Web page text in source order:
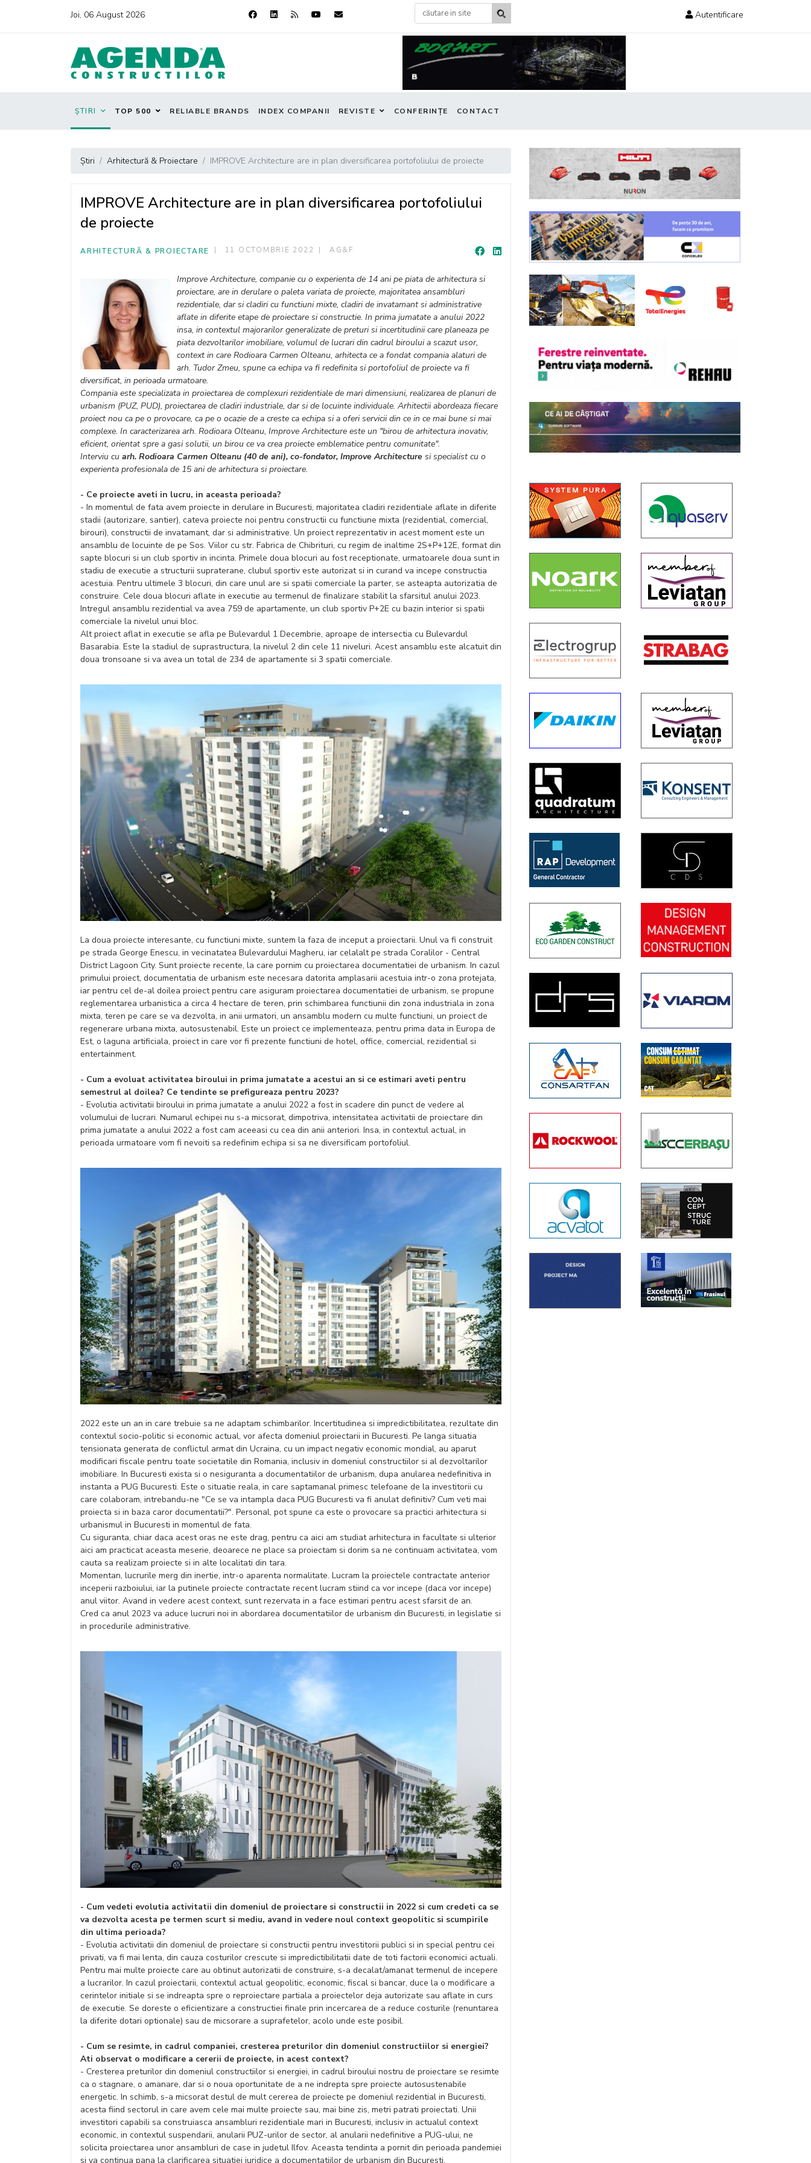
Joi, 06 August 2026 Autentificare
ȘTIRI TOP 500 RELIABLE BRANDS INDEX COMPANII REVISTE CONFERINȚE CONTACT
Știri Arhitectură & Proiectare IMPROVE Architecture are in plan diversificarea portofoliului de proiecte
IMPROVE Architecture are in plan diversificarea portofoliului
de proiecte
ARHITECTURĂ & PROIECTARE 11 OCTOMBRIE 2022 AG&F
Improve Architecture, companie cu o experienta de 14 ani pe piata de arhitectura si
proiectare, are in derulare o paleta variata de proiecte, majoritatea ansambluri
rezidentiale, dar si cladiri cu functiuni mixte, cladiri de invatamant si administrative
aflate in diferite etape de proiectare si constructie. In prima jumatate a anului 2022
insa, in contextul majorarilor generalizate de preturi si incertitudinii care planeaza pe
piata dezvoltarilor imobiliare, volumul de lucrari din cadrul biroului a scazut usor,
context in care Rodioara Carmen Olteanu, arhitecta ce a fondat compania alaturi de
arh. Tudor Zmeu, spune ca echipa va fi redefinita si portofoliul de proiecte va fi
diversificat, in perioada urmatoare.
Compania este specializata in proiectarea de complexuri rezidentiale de mari dimensiuni, realizarea de planuri de
urbanism (PUZ, PUD), proiectarea de cladiri industriale, dar si de locuinte individuale. Arhitectii abordeaza fiecare
proiect nou ca pe o provocare, ca pe o ocazie de a creste ca echipa si a oferi servicii din ce in ce mai bune si mai
complexe. In caracterizarea arh. Rodioara Olteanu, Improve Architecture este un "birou de arhitectura inovativ,
eficient, orientat spre a gasi solutii, un birou ce va crea proiecte emblematice pentru comunitate".
Interviu cu arh. Rodioara Carmen Olteanu (40 de ani), co-fondator, Improve Architecture si specialist cu o
experienta profesionala de 15 ani de arhitectura si proiectare.
- Ce proiecte aveti in lucru, in aceasta perioada?
- In momentul de fata avem proiecte in derulare in Bucuresti, majoritatea cladiri rezidentiale aflate in diferite
stadii (autorizare, santier), cateva proiecte noi pentru constructii cu functiune mixta (rezidential, comercial,
birouri), constructii de invatamant, dar si administrative. Un proiect reprezentativ in acest moment este un
ansamblu de locuinte de pe Sos. Viilor cu str. Fabrica de Chibrituri, cu regim de inaltime 2S+P+12E, format din
sapte blocuri si un club sportiv in incinta. Primele doua blocuri au fost receptionate, urmatoarele doua sunt in
stadiu de executie a structurii supraterane, clubul sportiv este autorizat si in curand va incepe constructia
acestuia. Pentru ultimele 3 blocuri, din care unul are si spatii comerciale la parter, se asteapta autorizatia de
construire. Cele doua blocuri aflate in executie au termenul de finalizare stabilit la sfarsitul anului 2023.
Intregul ansamblu rezidential va avea 759 de apartamente, un club sportiv P+2E cu bazin interior si spatii
comerciale la nivelul unui bloc.
Alt proiect aflat in executie se afla pe Bulevardul 1 Decembrie, aproape de intersectia cu Bulevardul
Basarabia. Este la stadiul de suprastructura, la nivelul 2 din cele 11 niveluri. Acest ansamblu este alcatuit din
doua tronsoane si va avea un total de 234 de apartamente si 3 spatii comerciale.
La doua proiecte interesante, cu functiuni mixte, suntem la faza de inceput a proiectarii. Unul va fi construit
pe strada George Enescu, in vecinatatea Bulevardului Magheru, iar celalalt pe strada Coralilor - Central
District Lagoon City. Sunt proiecte recente, la care pornim cu proiectarea documentatiei de urbanism. In cazul
primului proiect, documentatia de urbanism este necesara datorita amplasarii acestuia intr-o zona protejata,
iar pentru cel de-al doilea proiect pentru care asiguram proiectarea documentatiei de urbanism, se propune
reglementarea urbanistica a circa 4 hectare de teren, prin schimbarea functiunii din zona industriala in zona
mixta, teren pe care se va dezvolta, in anii urmatori, un ansamblu modern cu multe functiuni, un proiect de
regenerare urbana mixta, autosustenabil. Este un proiect ce implementeaza, pentru prima data in Europa de
Est, o laguna artificiala, proiect in care vor fi prezente functiuni de hotel, office, comercial, rezidential si
entertainment.
- Cum a evoluat activitatea biroului in prima jumatate a acestui an si ce estimari aveti pentru
semestrul al doilea? Ce tendinte se prefigureaza pentru 2023?
- Evolutia activitatii biroului in prima jumatate a anului 2022 a fost in scadere din punct de vedere al
volumului de lucrari. Numarul echipei nu s-a micsorat, dimpotriva, intensitatea activitatii de proiectare din
prima jumatate a anului 2022 a fost cam aceeasi cu cea din anii anteriori. Insa, in contextul actual, in
perioada urmatoare vom fi nevoiti sa redefinim echipa si sa ne diversificam portofoliul.
2022 este un an in care trebuie sa ne adaptam schimbarilor. Incertitudinea si impredictibilitatea, rezultate din
contextul socio-politic si economic actual, vor afecta domeniul proiectarii in Bucuresti. Pe langa situatia
tensionata generata de conflictul armat din Ucraina, cu un impact negativ economic mondial, au aparut
modificari fiscale pentru toate societatile din Romania, inclusiv in domeniul constructiilor si al dezvoltarilor
imobiliare. In Bucuresti exista si o nesiguranta a documentatiilor de urbanism, dupa anularea nedefinitiva in
instanta a PUG Bucuresti. Este o situatie reala, in care saptamanal primesc telefoane de la investitorii cu
care colaboram, intrebandu-ne "Ce se va intampla daca PUG Bucuresti va fi anulat definitiv? Cum veti mai
proiecta si in baza caror documentatii?". Personal, pot spune ca este o provocare sa practici arhitectura si
urbanismul in Bucuresti in momentul de fata.
Cu siguranta, chiar daca acest oras ne este drag, pentru ca aici am studiat arhitectura in facultate si ulterior
aici am practicat aceasta meserie, deoarece ne place sa proiectam si dorim sa ne continuam activitatea, vom
cauta sa realizam proiecte si in alte localitati din tara.
Momentan, lucrurile merg din inertie, intr-o aparenta normalitate. Lucram la proiectele contractate anterior
inceperii razboiului, iar la putinele proiecte contractate recent lucram stiind ca vor incepe (daca vor incepe)
anul viitor. Avand in vedere acest context, sunt rezervata in a face estimari pentru acest sfarsit de an.
Cred ca anul 2023 va aduce lucruri noi in abordarea documentatiilor de urbanism din Bucuresti, in legislatie si
in procedurile administrative.
- Cum vedeti evolutia activitatii din domeniul de proiectare si constructii in 2022 si cum credeti ca se
va dezvolta acesta pe termen scurt si mediu, avand in vedere noul context geopolitic si scumpirile
din ultima perioada?
- Evolutia activitatii din domeniul de proiectare si constructii pentru investitorii publici si in special pentru cei
privati, va fi mai lenta, din cauza costurilor crescute si impredictibilitatii date de toti factorii economici actuali.
Pentru mai multe proiecte care au obtinut autorizatii de construire, s-a decalat/amanat termenul de incepere
a lucrarilor. In cazul proiectarii, contextul actual geopolitic, economic, fiscal si bancar, duce la o modificare a
cerintelor initiale si se indreapta spre o reproiectare partiala a proiectelor deja autorizate sau aflate in curs
de executie. Se doreste o eficientizare a constructiei finale prin incercarea de a reduce costurile (renuntarea
la diferite dotari optionale) sau de micsorare a suprafetelor, acolo unde este posibil.
- Cum se resimte, in cadrul companiei, cresterea preturilor din domeniul constructiilor si energiei?
Ati observat o modificare a cererii de proiecte, in acest context?
- Cresterea preturilor din domeniul constructiilor si energiei, in cadrul biroului nostru de proiectare se resimte
ca o stagnare, o amanare, dar si o noua oportunitate de a ne indrepta spre proiecte autosustenabile
energetic. In schimb, s-a micsorat destul de mult cererea de proiecte pe domeniul rezidential in Bucuresti,
acesta fiind sectorul in care avem cele mai multe proiecte sau, mai bine zis, metri patrati proiectati. Unii
investitori capabili sa construiasca ansambluri rezidentiale mari in Bucuresti, inclusiv in actualul context
economic, in contextul suspendarii, anularii PUZ-urilor de sector, al anularii nedefinitive a PUG-ului, ne
solicita proiectarea unor ansambluri de case in judetul Ilfov. Aceasta tendinta a pornit din perioada pandemiei
si va continua pana la clarificarea situatiei juridice a documentatiilor de urbanism din Bucuresti.